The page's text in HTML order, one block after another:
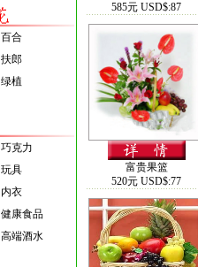
百合
扶郎
绿植
巧克力
玩具
内衣
健康食品
高端酒水
585元 USD$:87
富贵果篮
520元 USD$:77